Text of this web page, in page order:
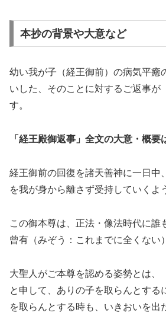
本抄の背景や大意など
幼い我が子（経王御前）の病気平癒
いした、そのことに対するご返事が
す。
「経王殿御返事」全文の大意・概要
経王御前の回復を諸天善神に一日中
を我が身から離さず受持していくよ
この御本尊は、正法・像法時代に誰
曾有（みぞう：これまでに全くない
大聖人がご本尊を認める姿勢とは、
と申して、ありの子を取らんとする
を取らんとする時も、いきおいを出